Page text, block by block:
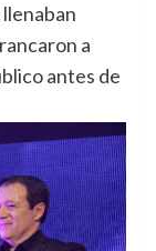
a
antes de